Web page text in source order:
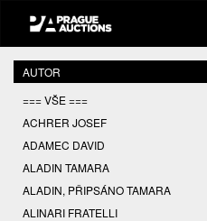
AUTOR
=== VŠE ===
ACHRER JOSEF
ADAMEC DAVID
ALADIN TAMARA
ALADIN, PŘIPSÁNO TAMARA
ALINARI FRATELLI